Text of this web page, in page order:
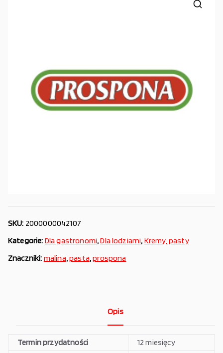
SKU: 2000000042107
Kategorie: Dla gastronomi,Dla lodziarni, Kremy, pasty
Znaczniki: malina,pasta,prospona
Opis
Termin przydatności 12 miesięcy